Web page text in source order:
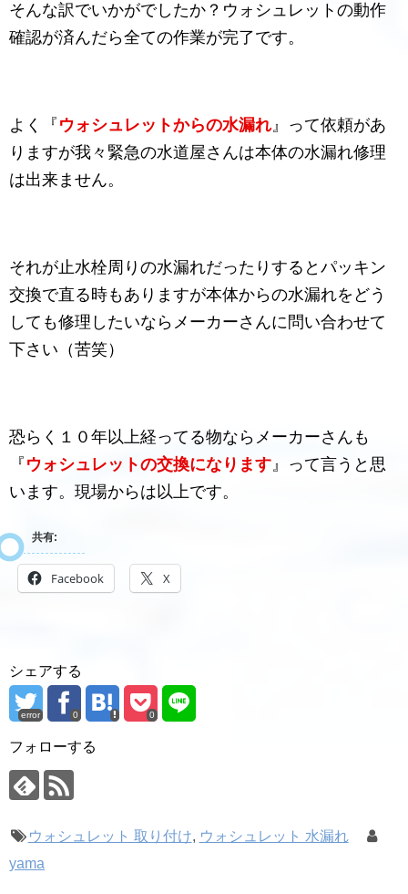
そんな訳でいかがでしたか？ウォシュレットの動作
確認が済んだら全ての作業が完了です。
よく『 ウォシュレットからの水漏れ』って依頼があ
りますが我々緊急の水道屋さんは本体の水漏れ修理
は出来ません。
それが止水栓周りの水漏れだったりするとパッキン
交換で直る時もありますが本体からの水漏れをどう
しても修理したいならメーカーさんに問い合わせて
下さい（苦笑）
恐らく１０年以上経ってる物ならメーカーさんも
『 ウォシュレットの交換になります』って言うと思
います。現場からは以上です。
共有:
Facebook X
シェアする
error 0 0
フォローする
ウォシュレット 取り付け, ウォシュレット 水漏れ
yama